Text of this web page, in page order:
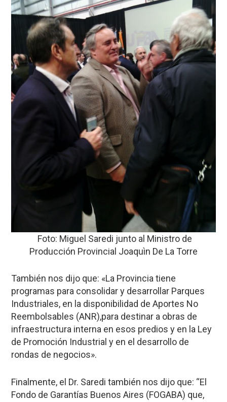
Foto: Miguel Saredi junto al Ministro de
Producción Provincial Joaquìn De La Torre
También nos dijo que: «La Provincia tiene
programas para consolidar y desarrollar Parques
Industriales, en la disponibilidad de Aportes No
Reembolsables (ANR),para destinar a obras de
infraestructura interna en esos predios y en la Ley
de Promoción Industrial y en el desarrollo de
rondas de negocios».
Finalmente, el Dr. Saredi también nos dijo que: “El
Fondo de Garantías Buenos Aires (FOGABA) que,